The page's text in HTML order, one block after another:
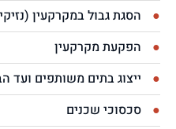
הסגת גבול במקרקעין
הפקעת מקרקעין
ייצוג בתים משותפים ועד
סכסוכי שכנים